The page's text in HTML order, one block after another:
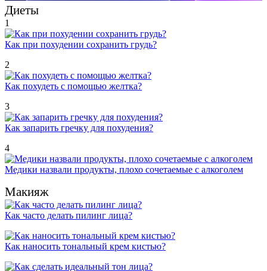
Диеты
1
Как при похудении сохранить грудь?
2
Как похудеть с помощью желтка?
3
Как запарить гречку для похудения?
4
Медики назвали продукты, плохо сочетаемые с алкоголем
Макияж
Как часто делать пилинг лица?
Как наносить тональный крем кистью?